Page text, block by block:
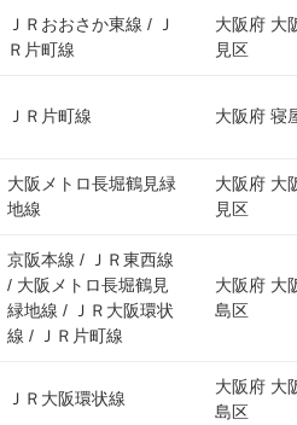
ＪＲおおさか東線 / Ｊ
Ｒ片町線
大阪府 大
見区
ＪＲ片町線 大阪府 寝
大阪メトロ長堀鶴見緑
地線
大阪府 大
見区
京阪本線 / ＪＲ東西線
/ 大阪メトロ長堀鶴見
緑地線 / ＪＲ大阪環状
線 / ＪＲ片町線
大阪府 大
島区
ＪＲ大阪環状線
大阪府 大
島区